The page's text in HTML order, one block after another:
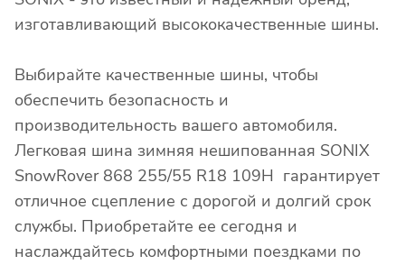
изготавливающий высококачественные шины.
Выбирайте качественные шины, чтобы
обеспечить безопасность и
производительность вашего автомобиля.
Легковая шина зимняя нешипованная SONIX
SnowRover 868 255/55 R18 109H гарантирует
отличное сцепление с дорогой и долгий срок
службы. Приобретайте ее сегодня и
наслаждайтесь комфортными поездками по